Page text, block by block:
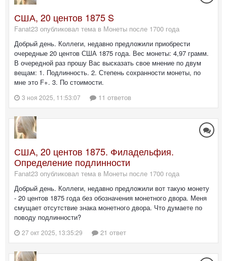
США, 20 центов 1875 S
Fanat23 опубликовал тема в Монеты после 1700 года
Добрый день. Коллеги, недавно предложили приобрести
очередные 20 центов США 1875 года. Вес монеты: 4,97 грамм.
В очередной раз прошу Вас высказать свое мнение по двум
вещам: 1. Подлинность. 2. Степень сохранности монеты, по
мне это F+. 3. По стоимости.
3 ноя 2025, 11:53:07 11 ответов
США, 20 центов 1875. Филадельфия.
Определение подлинности
Fanat23 опубликовал тема в Монеты после 1700 года
Добрый день. Коллеги, недавно предложили вот такую монету
- 20 центов 1875 года без обозначения монетного двора. Меня
смущает отсутствие знака монетного двора. Что думаете по
поводу подлинности?
27 окт 2025, 13:35:29 21 ответ